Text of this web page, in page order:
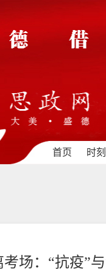
首页 时
场：“抗疫”